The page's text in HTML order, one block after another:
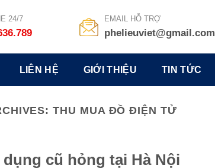
24/7 EMAIL HỖ TRỢ
phelieuviet@gmail.com
LIÊN HỆ GIỚI THIỆU TIN TỨC
THU MUA ĐỒ ĐIỆN TỬ
cũ hỏng tại Hà Nội